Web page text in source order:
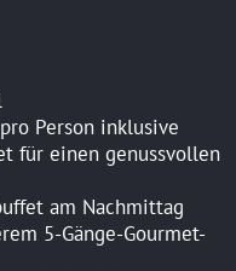
Person inklusive
für einen genussvollen
am Nachmittag
5-Gänge-Gourmet-